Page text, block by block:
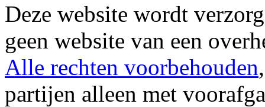
Deze website wordt
geen website van een
Alle rechten voorbehouden
partijen alleen met